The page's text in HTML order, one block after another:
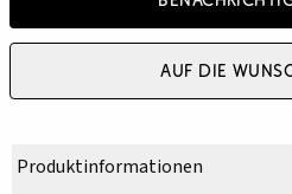
Auf die
Produktinformationen